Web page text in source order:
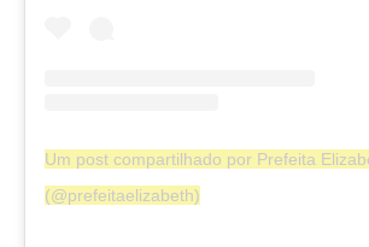
Um post compartilhado por Prefeita
(@prefeitaelizabeth)